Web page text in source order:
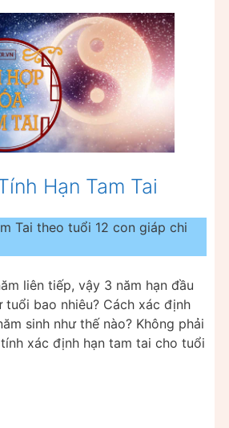
Hạn Tam Tai
Tai theo tuổi 12 con giáp chi
liên tiếp, vậy 3 năm hạn đầu
bao nhiêu? Cách xác định
sinh như thế nào? Không phải
xác định hạn tam tai cho tuổi